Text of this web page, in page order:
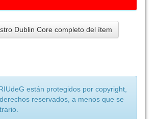
Dublin Core completo del ítem
están protegidos por copyright,
reservados, a menos que se